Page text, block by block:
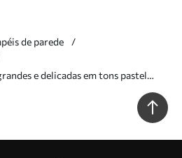
de parede
e delicadas em tons pastel